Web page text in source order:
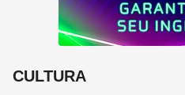
CULTURA